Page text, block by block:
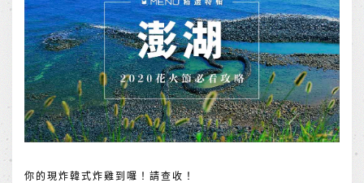
你的現炸韓式炸雞到囉！請查收！